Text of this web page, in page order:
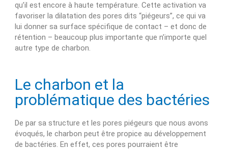
qu’il est encore à haute température. Cette activation va
favoriser la dilatation des pores dits “piégeurs”, ce qui va
lui donner sa surface spécifique de contact – et donc de
rétention – beaucoup plus importante que n’importe quel
autre type de charbon.
Le charbon et la
problématique des bactéries
De par sa structure et les pores piégeurs que nous avons
évoqués, le charbon peut être propice au développement
de bactéries. En effet, ces pores pourraient être